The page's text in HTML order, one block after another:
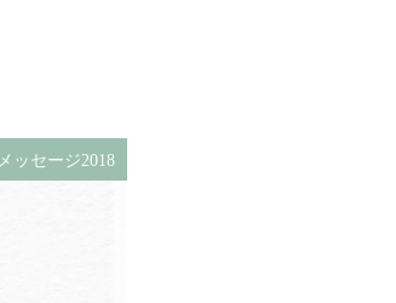
メッセージ2018